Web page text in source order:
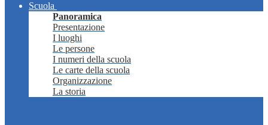
Scuola
Panoramica
Presentazione
I luoghi
Le persone
I numeri della scuola
Le carte della scuola
Organizzazione
La storia